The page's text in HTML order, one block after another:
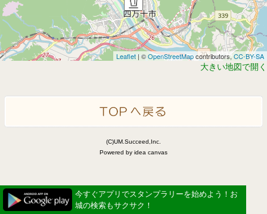
Leaflet | ©OpenStreetMapcontributors,CC-BY-SA
大きい地図で開く
(C)UM.Succeed,Inc.
Powered by idea canvas
今すぐアプリでスタンプラリーを始めよう！お
城の検索もサクサク！